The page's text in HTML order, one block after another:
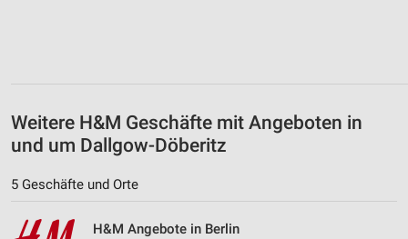
Weitere H&M Geschäfte mit Angeboten in
und um Dallgow-Döberitz
5 Geschäfte und Orte
H&M Angebote in Berlin